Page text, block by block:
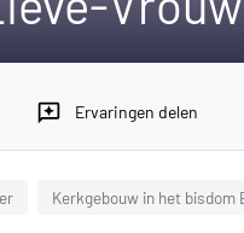
reviews Ervaringen delen
Kerkgebouw in het bisdom